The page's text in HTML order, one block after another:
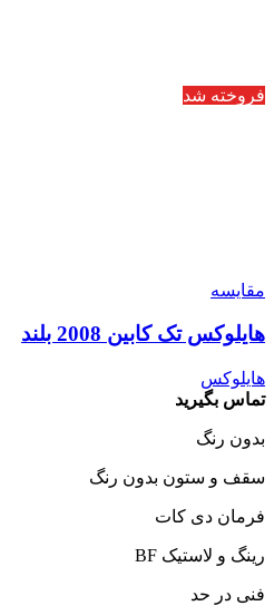
فروخته شد
مقایسه
هایلوکس تک کابین 2008 بلند
هایلوکس
تماس بگیرید
بدون رنگ
سقف و ستون بدون رنگ
فرمان دی کات
رینگ و لاستیک BF
فنی در حد